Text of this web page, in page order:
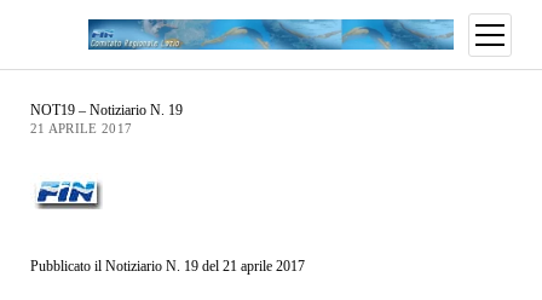
NOT19 – Notiziario N. 19
21 APRILE 2017
Pubblicato il Notiziario N. 19 del 21 aprile 2017